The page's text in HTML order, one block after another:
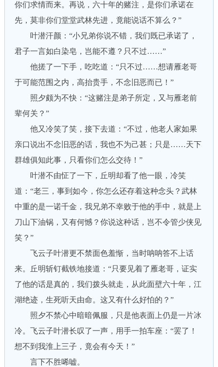
你们求情而来。再说，六十年的赌注，是你们承诺在
先，莫非你们堂堂武林先进，竟能说话不算么？”
叶潜汗颜：“小兄弟你说不错，我们既已承诺了，
君子一言如白染皂，岂能不遵？只不过……”
他搓了一下手，吃吃道：“只不过……想请雁老哥
于可能范围之内，高抬贵手，不念旧恶而已！”
照夕颇为不快：“这赌注是弟子所定，又与雁老前
辈何关？”
他又冷笑了笑，接下去道：“不过，他老人家如果
亲口说出不念旧恶的话，我也不为己甚；只是……天下
群雄俱知此事，只看你们怎么交待！”
叶潜不由怔了一下，丘明却看了他一眼，冷笑
道：“老三，事到如今，你怎么还存着这种念头？武林
中重的是一诺千金，我兄弟不幸败于他的手中，就是上
刀山下油锅，又有何憾？你说这种话，岂不令管少侠见
笑？”
飞云子叶潜更不禁面色羞惭，当时呐呐答不上话
来。丘明斩钉截铁地接道：“只要见着了雁老哥，证实
了他的话是真的，我们拨头就走，从此面壁六十年，江
湖绝迹，生死听天由命。这又有什么好怕的？”
照夕不禁心中暗暗佩服，只是他表面上仍是一片冰
冷。飞云子叶潜长叹了一声，用手一拍车座：“罢了！
想不到我淮上三子，竟会有今天！”
言下不胜唏嘘。